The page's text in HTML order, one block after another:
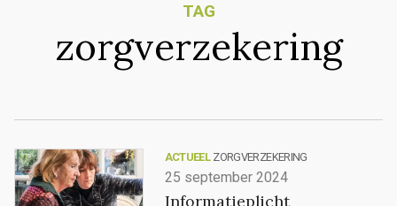
TAG
zorgverzekering
ACTUEEL ZORGVERZEKERING
25 september 2024
Informatieplicht